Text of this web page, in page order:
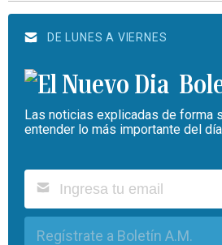
DE LUNES A VIERNES
Las noticias explicadas de forma
entender lo más importante del
Regístrate a Boletín A.M.